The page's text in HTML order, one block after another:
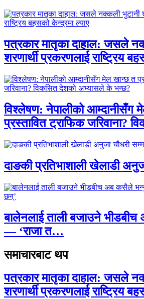
पत्रकार मातृका दाहाल: जसले
शरणार्थी प्रकरणलाई राष्ट्रिय
विश्लेषण: नेपालीको आम्दानीसँग
प्रस्तावित ट्राफिक जरिवाना?
दाङकी प्रतिभाशाली खेलाडी
बालेनलाई ताली बजाउने
— ‘राजा त…
समाचारबाट थप
पत्रकार मातृका दाहाल: जसले
शरणार्थी प्रकरणलाई राष्ट्रिय